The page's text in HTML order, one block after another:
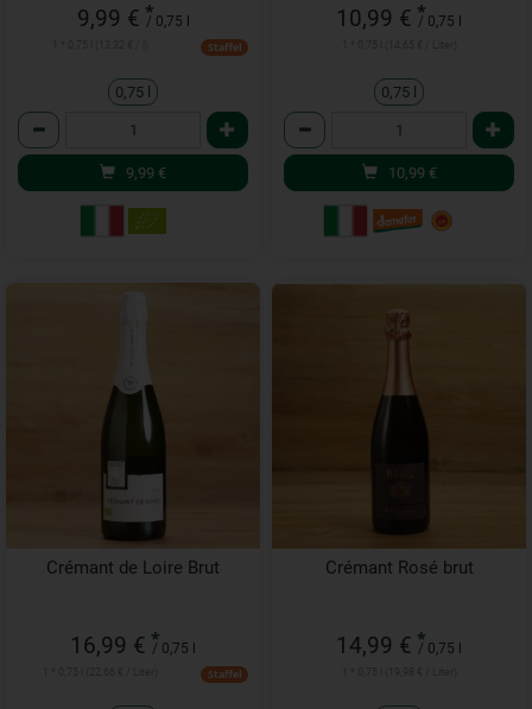
9,99 € *
/ 0,75 l
Staffel
0,75 l
Anzahl
9,99 €
10,99 € *
/ 0,75 l
0,75 l
Anzahl
10,99 €
Crémant de Loire Brut
16,99 € *
/ 0,75 l
Staffel
Crémant Rosé brut
14,99 € *
/ 0,75 l